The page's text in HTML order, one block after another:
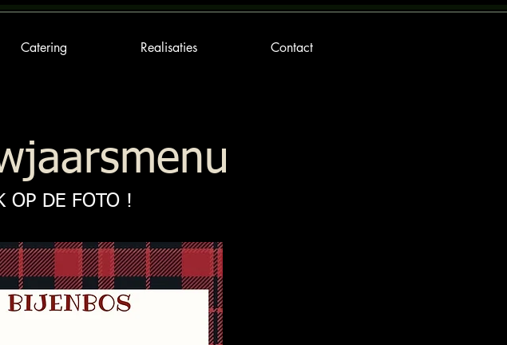
Catering Realisaties Contact
OP DE FOTO !